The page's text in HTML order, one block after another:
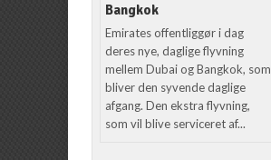
Bangkok
Emirates offentliggør i dag
deres nye, daglige flyvning
mellem Dubai og Bangkok, som
bliver den syvende daglige
afgang. Den ekstra flyvning,
som vil blive serviceret af...